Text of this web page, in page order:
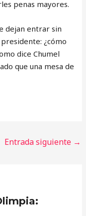
penas mayores.
dejan entrar sin
¿cómo
dice Chumel
que una mesa de
Entrada siguiente →